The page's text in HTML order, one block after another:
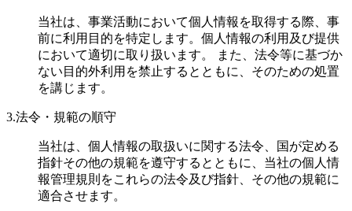
当社は、事業活動において個人情報を取得する際、事
前に利用目的を特定します。個人情報の利用及び提供
において適切に取り扱います。 また、法令等に基づか
ない目的外利用を禁止するとともに、そのための処置
を講じます。
3.法令・規範の順守
当社は、個人情報の取扱いに関する法令、国が定める
指針その他の規範を遵守するとともに、当社の個人情
報管理規則をこれらの法令及び指針、その他の規範に
適合させます。